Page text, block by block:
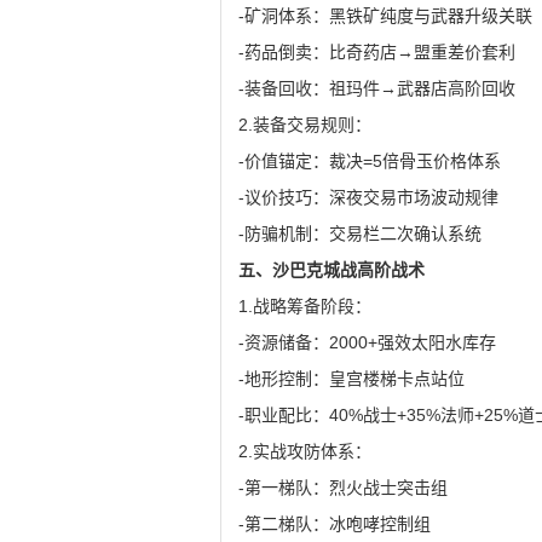
-矿洞体系：黑铁矿纯度与武器升级关联
-药品倒卖：比奇药店→盟重差价套利
-装备回收：祖玛件→武器店高阶回收
2.装备交易规则：
-价值锚定：裁决=5倍骨玉价格体系
-议价技巧：深夜交易市场波动规律
-防骗机制：交易栏二次确认系统
五、沙巴克城战高阶战术
1.战略筹备阶段：
-资源储备：2000+强效太阳水库存
-地形控制：皇宫楼梯卡点站位
-职业配比：40%战士+35%法师+25%道
2.实战攻防体系：
-第一梯队：烈火战士突击组
-第二梯队：冰咆哮控制组